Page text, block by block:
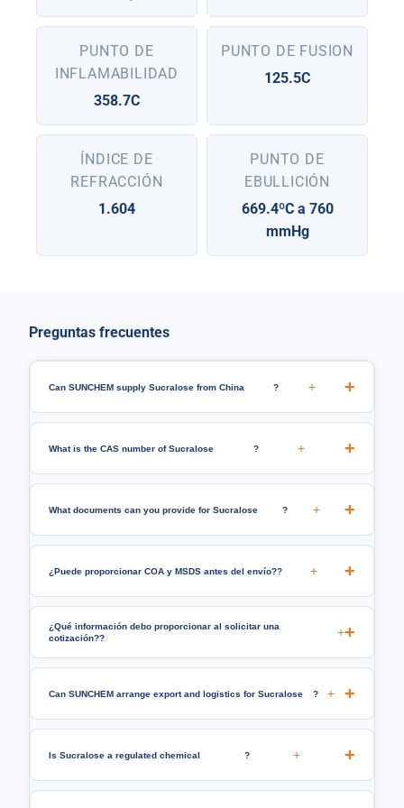
PUNTO DE
INFLAMABILIDAD
358.7C
PUNTO DE FUSION
125.5C
ÍNDICE DE
REFRACCIÓN
1.604
PUNTO DE
EBULLICIÓN
669.4ºC a 760
mmHg
Preguntas frecuentes
Can SUNCHEM supply Sucralose from China ? +
What is the CAS number of Sucralose ? +
What documents can you provide for Sucralose ? +
¿Puede proporcionar COA y MSDS antes del envío?? +
¿Qué información debo proporcionar al solicitar una
cotización??
+
Can SUNCHEM arrange export and logistics for Sucralose ? +
Is Sucralose a regulated chemical ? +